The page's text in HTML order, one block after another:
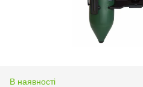
В наявності